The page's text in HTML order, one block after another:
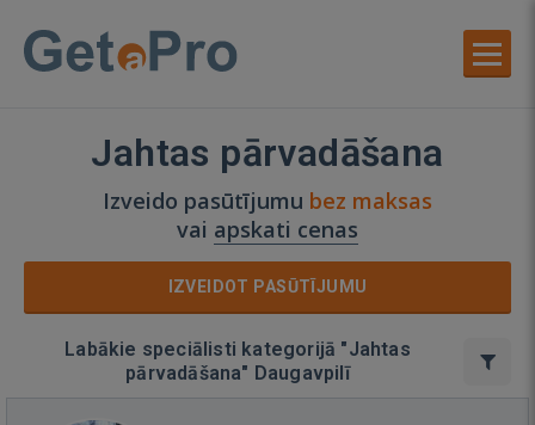
Jahtas pārvadāšana
Izveido pasūtījumu bez maksas
vai apskati cenas
IZVEIDOT PASŪTĪJUMU
Labākie speciālisti kategorijā "Jahtas
pārvadāšana" Daugavpilī